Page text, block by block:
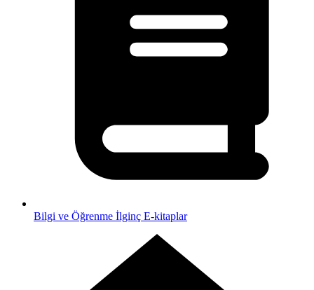
Bilgi ve Öğrenme İlginç E-kitaplar